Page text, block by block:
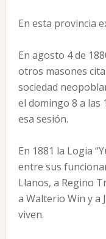
En esta provincia
En agosto 4 de
otros masones
sociedad
el domingo 8 a las
esa sesión.
En 1881 la Logia
entre sus
Llanos, a Regino
a Walterio Win y a
viven.